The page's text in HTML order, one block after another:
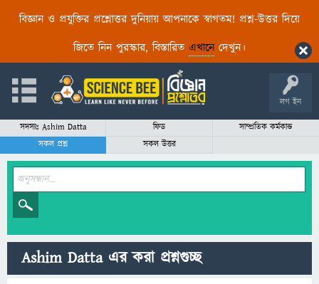
বিজ্ঞান ও প্রযুক্তির প্রশ্নোত্তর দুনিয়ায় আপনাকে স্বাগতম! প্রশ্ন-উত্তর দিয়ে
জিতে নিন পুরস্কার, বিস্তারিত এখানেদেখুন।
লগ ইন
সদস্যঃ Ashim Datta ফিড
সাম্প্রতিক কর্মকান্ড
সকল প্রশ্ন
সকল উত্তর
Ashim Datta এর করা প্রশ্নগুচ্ছ